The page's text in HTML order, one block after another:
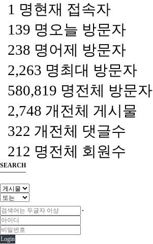
1 명현재 접속자
139 명 오늘 방문자
238 명어제 방문자
2,263 명최대 방문자
580,819 명전체 방문자
2,748 개전체 게시물
322 개전체 댓글수
212 명전체 회원수
SEARCH
Login